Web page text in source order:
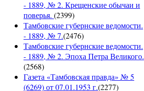
- 1889, № 2. Крещенские обычаи и
поверья. (2399)
Тамбовские губернские ведомости.
- 1889, № 7.(2476)
Тамбовские губернские ведомости.
- 1889, № 2. Эпоха Петра Великого.
(2568)
Газета «Тамбовская правда» № 5
(6269) от 07.01.1953 г.(2277)